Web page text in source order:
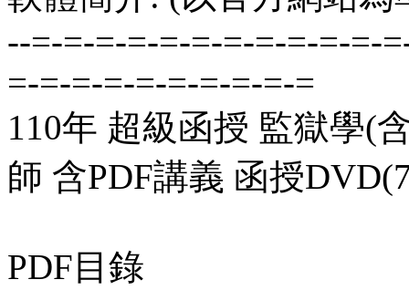
--=-=-=-=-=-=-=-=-=-=-=-
=-=-=-=-=-=-=-=-=-=
110年 超級函授 監獄學(
師 含PDF講義 函授
PDF目錄